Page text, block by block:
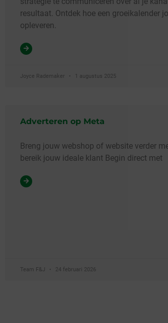
resultaat. Ontdek hoe een groeikalender
opleveren.
Joyce Rademaker 1 augustus 2025
Adverteren op Meta
Breng jouw webshop of website verder
bereik jouw ideale klant Begin direct met
Team F&J 24 februari 2026